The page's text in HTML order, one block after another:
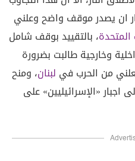
ان يصدر موقف واضح وعلني
المتحدة، بالتقييد بوقف شامل
وخارجية طالبت بضرورة
من الحرب في لبنان، ومنح
اجبار «الإسرائيليين» على